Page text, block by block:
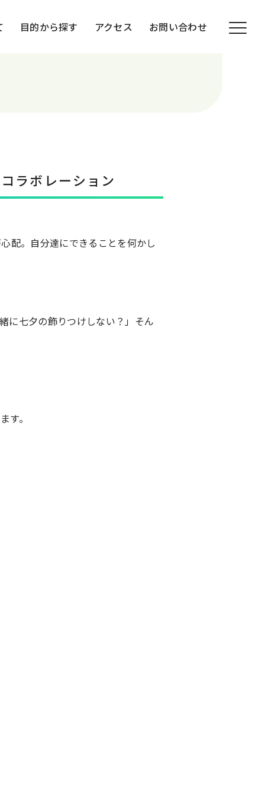
目的から探す アクセス お問い合わせ
ラボレーション
配。自分達にできることを何かし
に七夕の飾りつけしない？」そん
す。